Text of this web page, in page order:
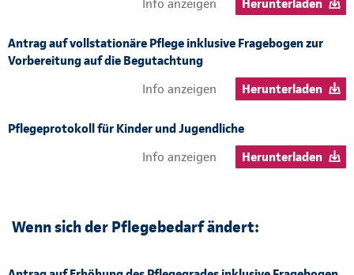
Info anzeigen Herunterladen
Antrag auf vollstationäre Pflege inklusive Fragebogen zur
Vorbereitung auf die Begutachtung
Info anzeigen
Herunterladen
Pflegeprotokoll für Kinder und Jugendliche
Info anzeigen
Herunterladen
Wenn sich der Pflegebedarf ändert: